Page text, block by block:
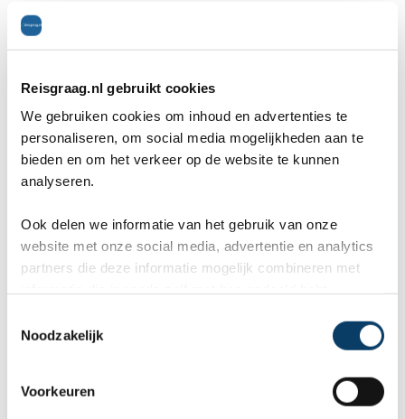
Reisgraag.nl gebruikt cookies
We gebruiken cookies om inhoud en advertenties te
personaliseren, om social media mogelijkheden aan te
bieden en om het verkeer op de website te kunnen
analyseren.
Ook delen we informatie van het gebruik van onze
website met onze social media, advertentie en analytics
partners die deze informatie mogelijk combineren met
Noodzakelijk
Voorkeuren
boeken tegen dezelfde prijs; maar dan wel met de
service van een reisbureau.Vraag een offerte
aan .
Heb je interesse in een reis naar Marokko? We
helpen je graag om deze reis naar jouw wens
samen te stellen. Reisbureau Reisgraag.nl scoort
een 9+ in reviews, we zijn lid van ANVR, SGR &
Calamiteitenfonds en we hebben al meer dan
voor jouw vakantie naar Marokko, dan sturen we
Vertel ons uw vakantie wensen. Onze